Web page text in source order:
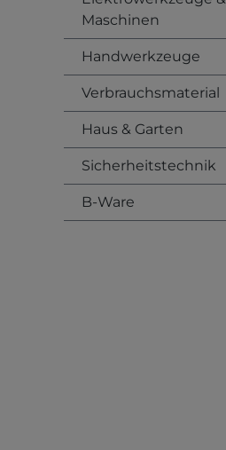
Maschinen
Handwerkzeuge
Verbrauchsmaterial
Haus & Garten
Sicherheitstechnik
B-Ware